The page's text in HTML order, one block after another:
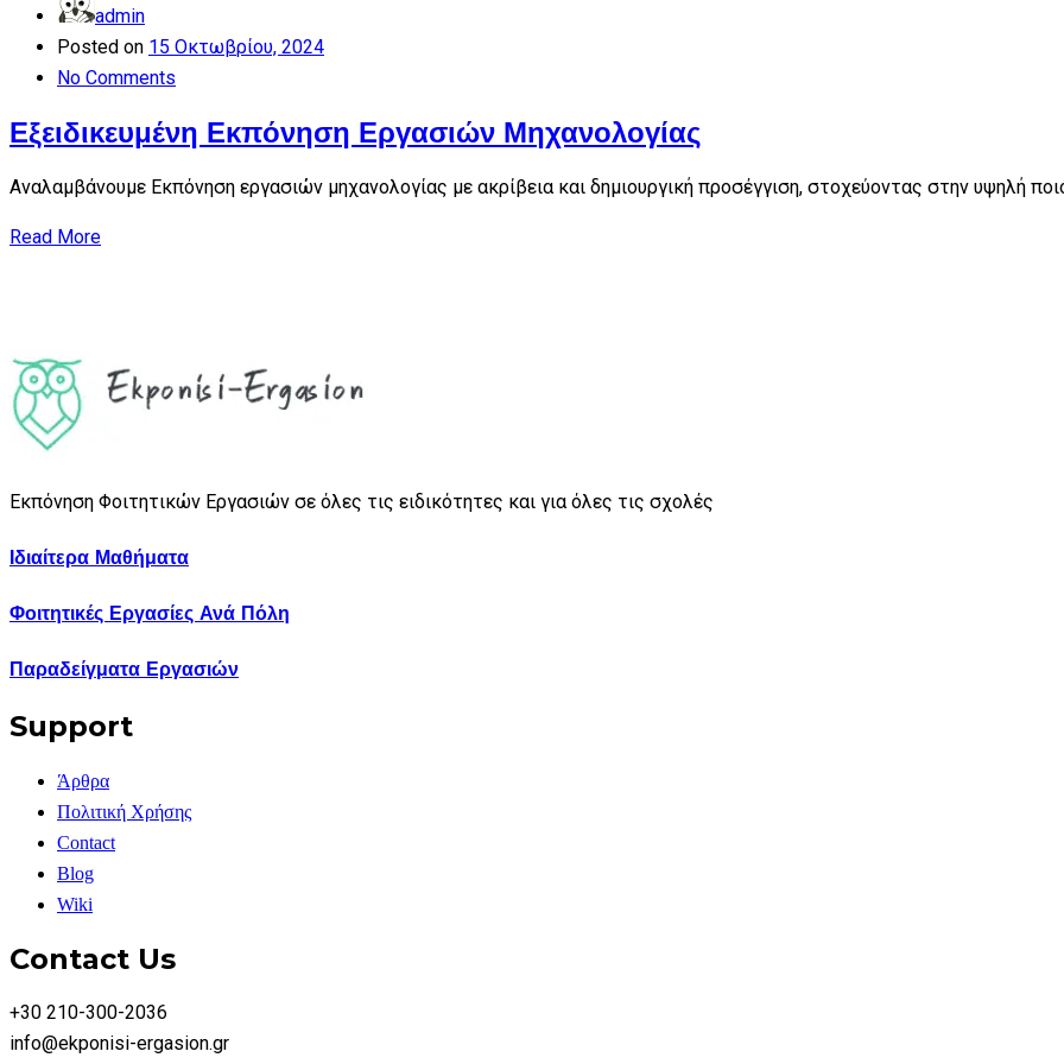
admin
Posted on 15 Οκτωβρίου, 2024
No Comments
Εξειδικευμένη Εκπόνηση Εργασιών Μηχανολογίας
Αναλαμβάνουμε Εκπόνηση εργασιών μηχανολογίας με ακρίβεια και δημιουργική προσέγγιση, στοχεύοντας στην υψηλή
Read More
Εκπόνηση Φοιτητικών Εργασιών σε όλες τις ειδικότητες και για όλες τις σχολές
Ιδιαίτερα Μαθήματα
Φοιτητικές Εργασίες Ανά Πόλη
Παραδείγματα Εργασιών
Support
Άρθρα
Πολιτική Χρήσης
Contact
Blog
Wiki
Contact Us
+30 210-300-2036
info@ekponisi-ergasion.gr